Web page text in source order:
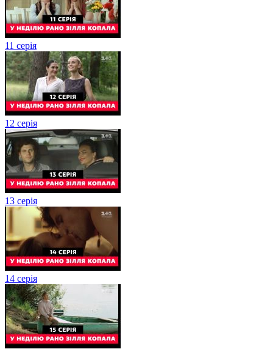
11 серія
12 серія
13 серія
14 серія